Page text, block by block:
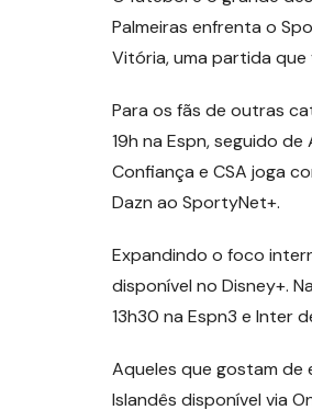
Palmeiras enfrenta o
Vitória, uma partida
Para os fãs de outras
19h na Espn, seguido
Confiança e CSA joga
Dazn ao SportyNet+.
Expandindo o foco
disponível no Disney+.
13h30 na Espn3 e Inter
Aqueles que gostam de
Islandês disponível via